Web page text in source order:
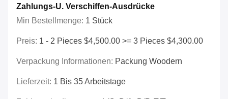
Zahlungs-U. Verschiffen-Ausdrücke
Min Bestellmenge: 1 Stück
Preis: 1 - 2 Pieces $4,500.00 >= 3 Pieces $4,300.00
Verpackung Informationen: Packung Woodern
Lieferzeit: 1 Bis 35 Arbeitstage